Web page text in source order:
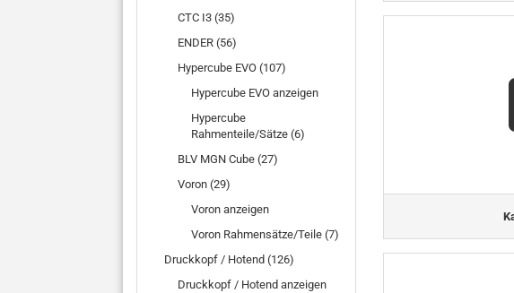
CTC I3 (35)
ENDER (56)
Hypercube EVO (107)
Hypercube EVO anzeigen
Hypercube
Rahmenteile/Sätze (6)
BLV MGN Cube (27)
Voron (29)
Voron anzeigen
Voron Rahmensätze/Teile (7)
Druckkopf / Hotend (126)
Druckkopf / Hotend anzeigen